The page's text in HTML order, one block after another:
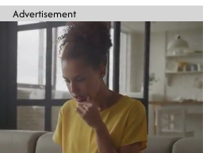
Advertisement